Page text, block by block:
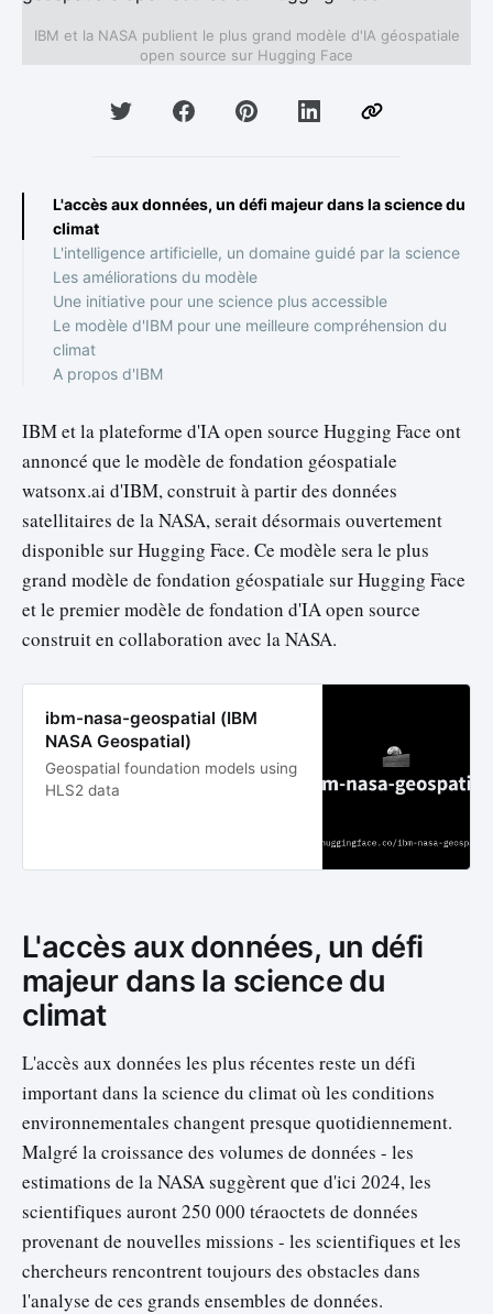
IBM et la NASA publient le plus grand modèle d'IA géospatiale
open source sur Hugging Face
L'accès aux données, un défi majeur dans la science du
climat
L'intelligence artificielle, un domaine guidé par la science
Les améliorations du modèle
Une initiative pour une science plus accessible
Le modèle d'IBM pour une meilleure compréhension du
climat
A propos d'IBM
IBM et la plateforme d'IA open source Hugging Face ont
annoncé que le modèle de fondation géospatiale
watsonx.ai d'IBM, construit à partir des données
satellitaires de la NASA, serait désormais ouvertement
disponible sur Hugging Face. Ce modèle sera le plus
grand modèle de fondation géospatiale sur Hugging Face
et le premier modèle de fondation d'IA open source
construit en collaboration avec la NASA.
ibm-nasa-geospatial (IBM
NASA Geospatial)
Geospatial foundation models using
HLS2 data
L'accès aux données, un défi
majeur dans la science du
climat
L'accès aux données les plus récentes reste un défi
important dans la science du climat où les conditions
environnementales changent presque quotidiennement.
Malgré la croissance des volumes de données - les
estimations de la NASA suggèrent que d'ici 2024, les
scientifiques auront 250 000 téraoctets de données
provenant de nouvelles missions - les scientifiques et les
chercheurs rencontrent toujours des obstacles dans
l'analyse de ces grands ensembles de données.